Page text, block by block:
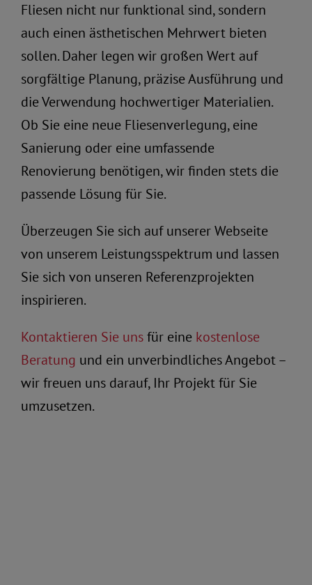
Fliesen nicht nur funktional sind, sondern
auch einen ästhetischen Mehrwert bieten
sollen. Daher legen wir großen Wert auf
sorgfältige Planung, präzise Ausführung und
die Verwendung hochwertiger Materialien.
Ob Sie eine neue Fliesenverlegung, eine
Sanierung oder eine umfassende
Renovierung benötigen, wir finden stets die
passende Lösung für Sie.
Überzeugen Sie sich auf unserer Webseite
von unserem Leistungsspektrum und lassen
Sie sich von unseren Referenzprojekten
inspirieren.
Kontaktieren Sie unsfür eine kostenlose
Beratung und ein unverbindliches Angebot –
wir freuen uns darauf, Ihr Projekt für Sie
umzusetzen.